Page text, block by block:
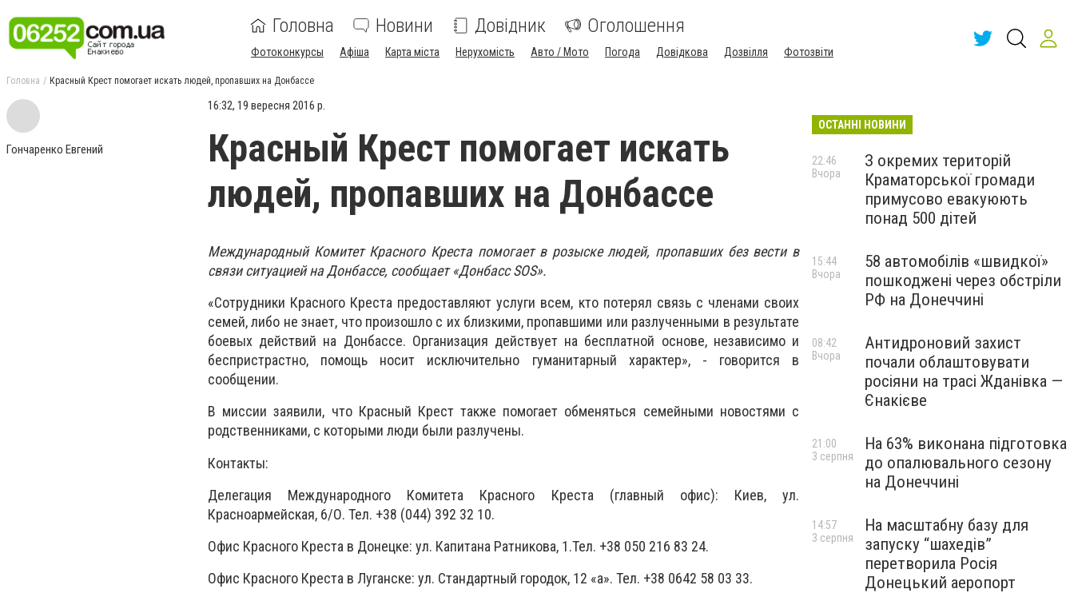
Головна Новини Довідник Оголошення
Фотоконкурсы Афіша Карта міста Нерухомість Авто / Мото Погода Довідкова Дозвілля Фотозвіти
Головна Красный Крест помогает искать людей, пропавших на Донбассе
Гончаренко Евгений
16:32, 19 вересня 2016 р.
Красный Крест помогает искать
людей, пропавших на Донбассе
Международный Комитет Красного Креста помогает в розыске людей, пропавших без вести в
связи ситуацией на Донбассе, сообщает «Донбасс SOS».
«Сотрудники Красного Креста предоставляют услуги всем, кто потерял связь с членами своих
семей, либо не знает, что произошло с их близкими, пропавшими или разлученными в результате
боевых действий на Донбассе. Организация действует на бесплатной основе, независимо и
беспристрастно, помощь носит исключительно гуманитарный характер», - говорится в
сообщении.
В миссии заявили, что Красный Крест также помогает обменяться семейными новостями с
родственниками, с которыми люди были разлучены.
Контакты:
Делегация Международного Комитета Красного Креста (главный офис): Киев, ул.
Красноармейская, 6/О. Тел. +38 (044) 392 32 10.
Офис Красного Креста в Донецке: ул. Капитана Ратникова, 1.Тел. +38 050 216 83 24.
Офис Красного Креста в Луганске: ул. Стандартный городок, 12 «а». Тел. +38 0642 58 03 33.
ОСТАННІ НОВИНИ
З окремих територій
Краматорської громади
примусово евакуюють
понад 500 дітей
22:46
Вчора
58 автомобілів «швидкої»
пошкоджені через обстріли
РФ на Донеччині
15:44
Вчора
Антидроновий захист
почали облаштовувати
росіяни на трасі Жданівка —
Єнакієве
08:42
Вчора
На 63% виконана підготовка
до опалювального сезону
на Донеччині
21:00
3 серпня
На масштабну базу для
запуску “шахедів”
перетворила Росія
Донецький аеропорт
14:57
3 серпня